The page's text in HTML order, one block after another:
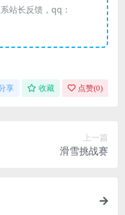
站长反馈，qq：
享 收藏 点赞(0)
上一篇
滑雪挑战赛